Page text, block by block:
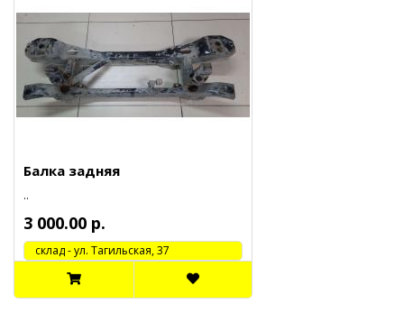
Балка задняя
..
3 000.00 р.
cклад - ул. Тагильская, 37